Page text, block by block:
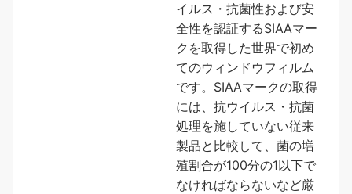
イルス・抗菌性および安
全性を認証するSIAAマー
クを取得した世界で初め
てのウィンドウフィルム
です。SIAAマークの取得
には、抗ウイルス・抗菌
処理を施していない従来
製品と比較して、菌の増
殖割合が100分の1以下で
なければならないなど厳